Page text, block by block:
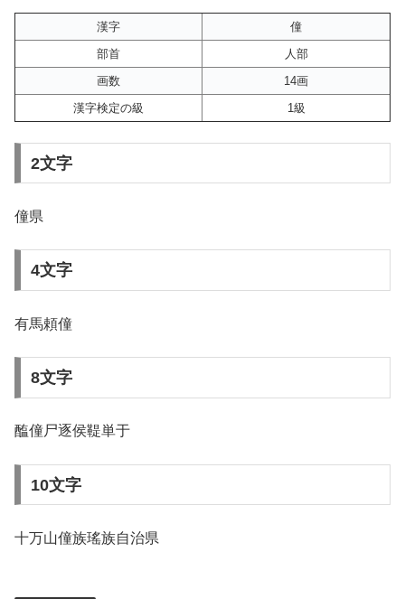
漢字
僮
部首
人部
画数
14画
漢字検定の級
1級
2文字
僮県
4文字
有馬頼僮
8文字
醢僮尸逐侯鞮単于
10文字
十万山僮族瑤族自治県